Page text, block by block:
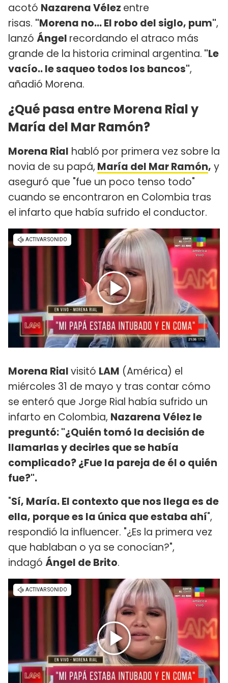
acotó Nazarena Vélez entre
risas. "Morena no... El robo del siglo, pum",
lanzó Ángel recordando el atraco más
grande de la historia criminal argentina. "Le
vacío.. le saqueo todos los bancos",
añadió Morena.
¿Qué pasa entre Morena Rial y
María del Mar Ramón?
Morena Rial habló por primera vez sobre la
novia de su papá, María del Mar Ramón, y
aseguró que "fue un poco tenso todo"
cuando se encontraron en Colombia tras
el infarto que había sufrido el conductor.
Morena Rialvisitó LAM (América) el
miércoles 31 de mayo y tras contar cómo
se enteró que Jorge Rial había sufrido un
infarto en Colombia, Nazarena Vélez le
preguntó: "¿Quién tomó la decisión de
llamarlas y decirles que se había
complicado? ¿Fue la pareja de él o quién
fue?".
"Sí, María. El contexto que nos llega es de
ella, porque es la única que estaba ahí",
respondió la influencer. "¿Es la primera vez
que hablaban o ya se conocían?",
indagó Ángel de Brito.